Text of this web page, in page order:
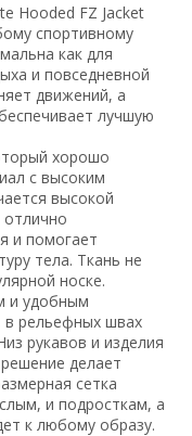
Hooded FZ Jacket
спортивному
как для
и повседневной
движений, а
лучшую
хорошо
с высоким
высокой
и помогает
тела. Ткань не
носке.
и удобным
в рельефных швах
рукавов и изделия
делает
сетка
и подросткам, а
к любому образу.